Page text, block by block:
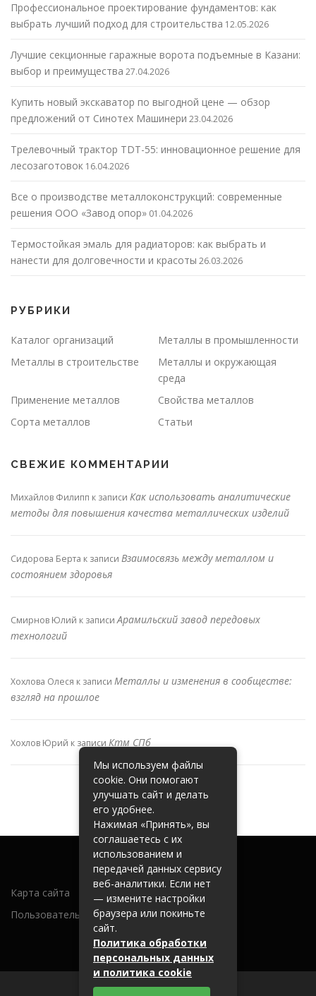
Профессиональное проектирование фундаментов: как
выбрать лучший подход для строительства 12.05.2026
Лучшие секционные гаражные ворота подъемные в Казани:
выбор и преимущества 27.04.2026
Купить новый экскаватор по выгодной цене — обзор
предложений от Синотех Машинери 23.04.2026
Трелевочный трактор TDT-55: инновационное решение для
лесозаготовок 16.04.2026
Все о производстве металлоконструкций: современные
решения ООО «Завод опор» 01.04.2026
Термостойкая эмаль для радиаторов: как выбрать и
нанести для долговечности и красоты 26.03.2026
РУБРИКИ
Каталог организаций
Металлы в промышленности
Металлы в строительстве
Металлы и окружающая
среда
Применение металлов
Свойства металлов
Сорта металлов
Статьи
СВЕЖИЕ КОММЕНТАРИИ
Михайлов Филипп к записи Как использовать аналитические
методы для повышения качества металлических изделий
Сидорова Берта к записи Взаимосвязь между металлом и
состоянием здоровья
Смирнов Юлий к записиАрамильский завод передовых
технологий
Хохлова Олеся к записи Металлы и изменения в сообществе:
взгляд на прошлое
Хохлов Юрий к записи Ктм СПб
Карта сайта
Пользовательское соглашение
Мы используем файлы
cookie. Они помогают
улучшать сайт и делать
его удобнее.
Нажимая «Принять», вы
соглашаетесь с их
использованием и
передачей данных сервису
веб-аналитики. Если нет
— измените настройки
браузера или покиньте
сайт.
Политика обработки
персональных данных
и политика cookie